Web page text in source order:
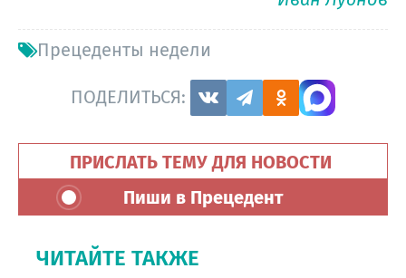
Прецеденты недели
ПОДЕЛИТЬСЯ:
ПРИСЛАТЬ ТЕМУ ДЛЯ НОВОСТИ
Пиши в Прецедент
ЧИТАЙТЕ ТАКЖЕ